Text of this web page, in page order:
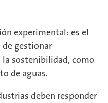
experimental: es el
gestionar
sostenibilidad, como
de aguas.
deben responder